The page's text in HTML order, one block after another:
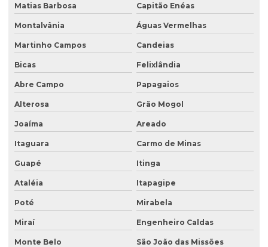
Sondagem geológica
Sondagem geotécnica
Sondagem de solo para construção
Sondagem de solo para construção civil
Sondagem de solos e rochas
Sondagem de subsolo
Sondagem de terreno para construção
Tampa para poço de monitoramento
Matias Barbosa Capitão Enéas
Montalvânia Águas Vermelhas
Martinho Campos Candeias
Bicas Felixlândia
Abre Campo Papagaios
Alterosa Grão Mogol
Joaíma Areado
Itaguara Carmo de Minas
Guapé Itinga
Ataléia Itapagipe
Poté Mirabela
Miraí Engenheiro Caldas
Monte Belo São João das Missões